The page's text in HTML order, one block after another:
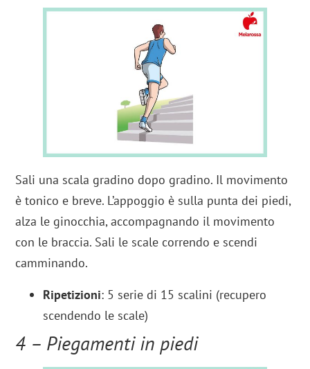
Sali una scala gradino dopo gradino. Il movimento
è tonico e breve. L’appoggio è sulla punta dei piedi,
alza le ginocchia, accompagnando il movimento
con le braccia. Sali le scale correndo e scendi
camminando.
Ripetizioni: 5 serie di 15 scalini (recupero
scendendo le scale)
4 – Piegamenti in piedi